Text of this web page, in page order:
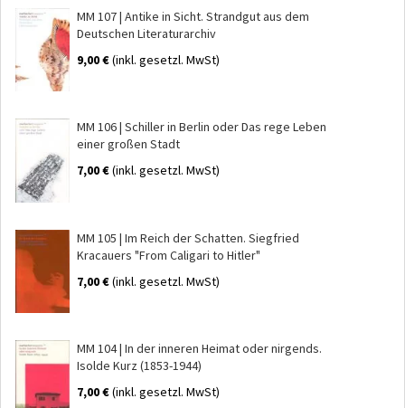
MM 107 | Antike in Sicht. Strandgut aus dem
Deutschen Literaturarchiv
9,00 €(inkl. gesetzl. MwSt)
MM 106 | Schiller in Berlin oder Das rege Leben
einer großen Stadt
7,00 €(inkl. gesetzl. MwSt)
MM 105 | Im Reich der Schatten. Siegfried
Kracauers "From Caligari to Hitler"
7,00 €(inkl. gesetzl. MwSt)
MM 104 | In der inneren Heimat oder nirgends.
Isolde Kurz (1853-1944)
7,00 €(inkl. gesetzl. MwSt)